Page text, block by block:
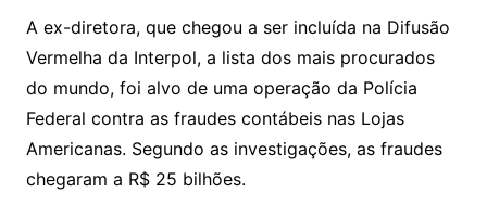
A ex-diretora, que chegou a ser incluída na Difusão
Vermelha da Interpol, a lista dos mais procurados
do mundo, foi alvo de uma operação da Polícia
Federal contra as fraudes contábeis nas Lojas
Americanas. Segundo as investigações, as fraudes
chegaram a R$ 25 bilhões.